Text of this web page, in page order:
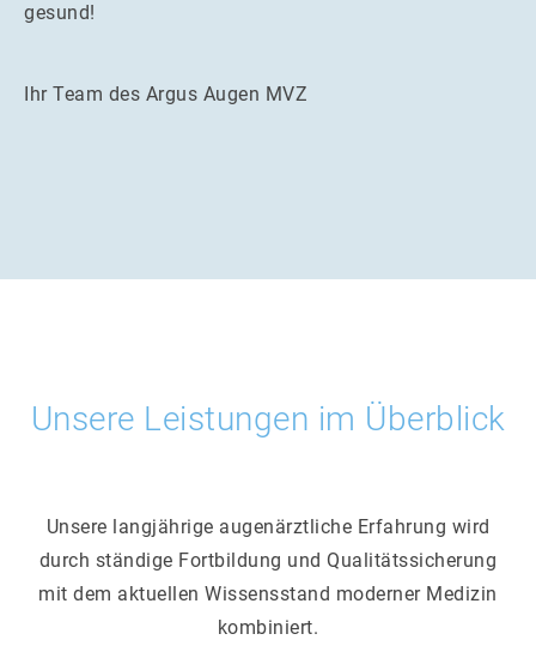
gesund!
Ihr Team des Argus Augen MVZ
Unsere Leistungen im Überblick
Unsere langjährige augenärztliche Erfahrung wird
durch ständige Fortbildung und Qualitätssicherung
mit dem aktuellen Wissensstand moderner Medizin
kombiniert.